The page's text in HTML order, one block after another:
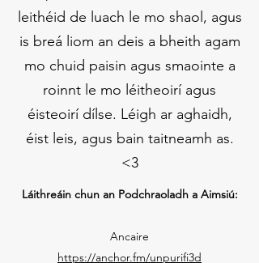
leithéid de luach le mo shaol, agus
is breá liom an deis a bheith agam
mo chuid paisin agus smaointe a
roinnt le mo léitheoirí agus
éisteoirí dílse. Léigh ar aghaidh,
éist leis, agus bain taitneamh as.
<3
Láithreáin chun an Podchraoladh a Aimsiú:
Ancaire
https://anchor.fm/unpurifi3d